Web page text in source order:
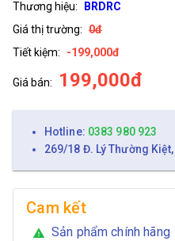
Thương hiệu:
BRDRC
Giá thị trường: 0đ
Tiết kiệm:
-199,000đ
Giá bán: 199,000đ
Hotline: 0383 980 923
269/18 Đ. Lý Thường
Cam kết
warning Sản phẩm chính hãng